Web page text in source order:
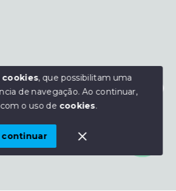
Estamos disponíveis para te ajudar.
- Imobiliária Nassif - Todos os
cookies, que possibilitam uma
de navegação.Ao continuar,
o uso de cookies.
continuar